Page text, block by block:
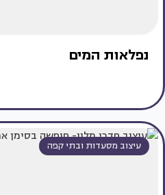
נפלאות המים
עיצוב מסעדות ובתי קפה